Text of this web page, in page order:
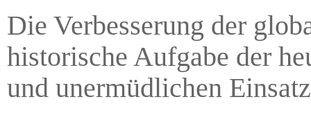
Die Verbesserung der
historische Aufgabe der
und unermüdlichen